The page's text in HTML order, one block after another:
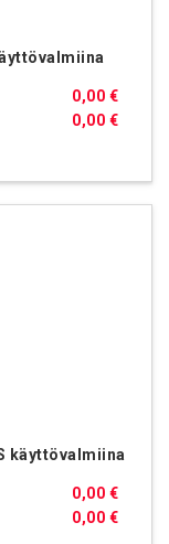
0,00 €
0,00 €
käyttövalmiina
0,00 €
0,00 €